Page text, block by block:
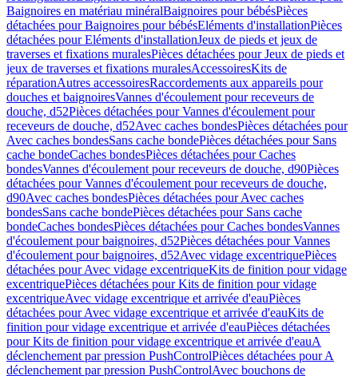
Baignoires en matériau minéralBaignoires pour bébésPièces
détachées pour Baignoires pour bébésEléments d'installationPièces
détachées pour Eléments d'installationJeux de pieds et jeux de
traverses et fixations muralesPièces détachées pour Jeux de pieds et
jeux de traverses et fixations muralesAccessoiresKits de
réparationAutres accessoiresRaccordements aux appareils pour
douches et baignoiresVannes d'écoulement pour receveurs de
douche, d52Pièces détachées pour Vannes d'écoulement pour
receveurs de douche, d52Avec caches bondesPièces détachées pour
Avec caches bondesSans cache bondePièces détachées pour Sans
cache bondeCaches bondesPièces détachées pour Caches
bondesVannes d'écoulement pour receveurs de douche, d90Pièces
détachées pour Vannes d'écoulement pour receveurs de douche,
d90Avec caches bondesPièces détachées pour Avec caches
bondesSans cache bondePièces détachées pour Sans cache
bondeCaches bondesPièces détachées pour Caches bondesVannes
d'écoulement pour baignoires, d52Pièces détachées pour Vannes
d'écoulement pour baignoires, d52Avec vidage excentriquePièces
détachées pour Avec vidage excentriqueKits de finition pour vidage
excentriquePièces détachées pour Kits de finition pour vidage
excentriqueAvec vidage excentrique et arrivée d'eauPièces
détachées pour Avec vidage excentrique et arrivée d'eauKits de
finition pour vidage excentrique et arrivée d'eauPièces détachées
pour Kits de finition pour vidage excentrique et arrivée d'eauA
déclenchement par pression PushControlPièces détachées pour A
déclenchement par pression PushControlAvec bouchons de